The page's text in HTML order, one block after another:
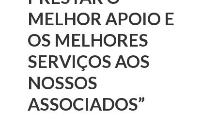
MELHOR APOIO E
OS MELHORES
SERVIÇOS AOS
NOSSOS
ASSOCIADOS”